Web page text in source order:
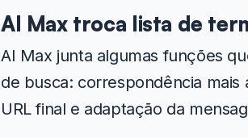
AI Max troca lista de
AI Max junta algumas funções
de busca: correspondência
URL final e adaptação da